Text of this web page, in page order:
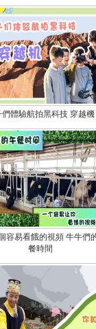
們體驗航拍黑科技 穿越機
容易看餓的視頻 牛牛們
餐時間